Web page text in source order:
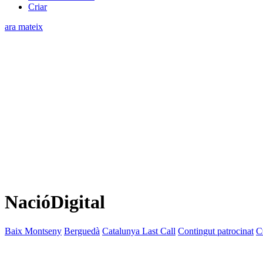
Criar
ara mateix
NacióDigital
Baix Montseny Berguedà Catalunya Last Call Contingut patrocinat